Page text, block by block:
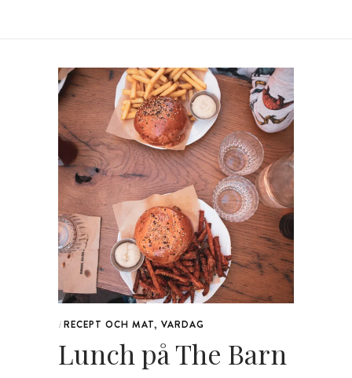
i RECEPT OCH MAT, VARDAG
Lunch på The Barn